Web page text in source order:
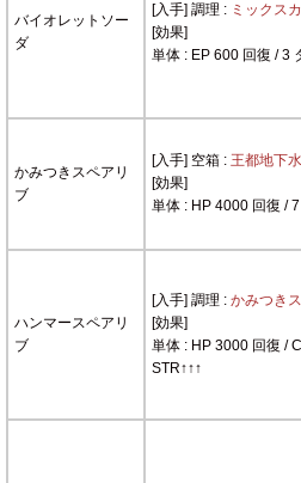
バイオレットソー
ダ
[入手] 調理 : ミックス
[効果]
単体 : EP 600 回復 / 3
かみつきスペアリ
ブ
[入手] 空箱 : 王都地下
[効果]
単体 : HP 4000 回復 /
ハンマースペアリ
ブ
[入手] 調理 : かみつき
[効果]
単体 : HP 3000 回復 /
STR↑↑↑